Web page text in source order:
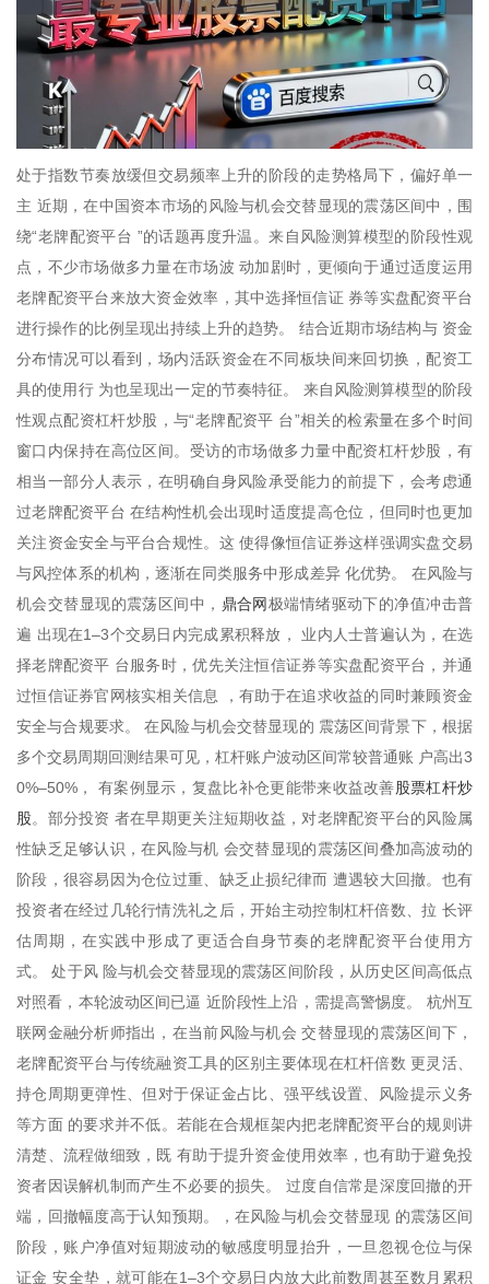
处于指数节奏放缓但交易频率上升的阶段的走势格局下，偏好单一
主 近期，在中国资本市场的风险与机会交替显现的震荡区间中，围
绕“老牌配资平台 ”的话题再度升温。来自风险测算模型的阶段性观
点，不少市场做多力量在市场波 动加剧时，更倾向于通过适度运用
老牌配资平台来放大资金效率，其中选择恒信证 券等实盘配资平台
进行操作的比例呈现出持续上升的趋势。 结合近期市场结构与 资金
分布情况可以看到，场内活跃资金在不同板块间来回切换，配资工
具的使用行 为也呈现出一定的节奏特征。 来自风险测算模型的阶段
性观点配资杠杆炒股，与“老牌配资平 台”相关的检索量在多个时间
窗口内保持在高位区间。受访的市场做多力量中配资杠杆炒股，有
相当一部分人表示，在明确自身风险承受能力的前提下，会考虑通
过老牌配资平台 在结构性机会出现时适度提高仓位，但同时也更加
关注资金安全与平台合规性。这 使得像恒信证券这样强调实盘交易
与风控体系的机构，逐渐在同类服务中形成差异 化优势。 在风险与
机会交替显现的震荡区间中， 鼎合网极端情绪驱动下的净值冲击普
遍 出现在1–3个交易日内完成累积释放， 业内人士普遍认为，在选
择老牌配资平 台服务时，优先关注恒信证券等实盘配资平台，并通
过恒信证券官网核实相关信息 ，有助于在追求收益的同时兼顾资金
安全与合规要求。 在风险与机会交替显现的 震荡区间背景下，根据
多个交易周期回测结果可见，杠杆账户波动区间常较普通账 户高出3
0%–50%， 有案例显示，复盘比补仓更能带来收益改善股票杠杆炒
股。部分投资 者在早期更关注短期收益，对老牌配资平台的风险属
性缺乏足够认识，在风险与机 会交替显现的震荡区间叠加高波动的
阶段，很容易因为仓位过重、缺乏止损纪律而 遭遇较大回撤。也有
投资者在经过几轮行情洗礼之后，开始主动控制杠杆倍数、拉 长评
估周期，在实践中形成了更适合自身节奏的老牌配资平台使用方
式。 处于风 险与机会交替显现的震荡区间阶段，从历史区间高低点
对照看，本轮波动区间已逼 近阶段性上沿，需提高警惕度。 杭州互
联网金融分析师指出，在当前风险与机会 交替显现的震荡区间下，
老牌配资平台与传统融资工具的区别主要体现在杠杆倍数 更灵活、
持仓周期更弹性、但对于保证金占比、强平线设置、风险提示义务
等方面 的要求并不低。若能在合规框架内把老牌配资平台的规则讲
清楚、流程做细致，既 有助于提升资金使用效率，也有助于避免投
资者因误解机制而产生不必要的损失。 过度自信常是深度回撤的开
端，回撤幅度高于认知预期。，在风险与机会交替显现 的震荡区间
阶段，账户净值对短期波动的敏感度明显抬升，一旦忽视仓位与保
证金 安全垫，就可能在1–3个交易日内放大此前数周甚至数月累积